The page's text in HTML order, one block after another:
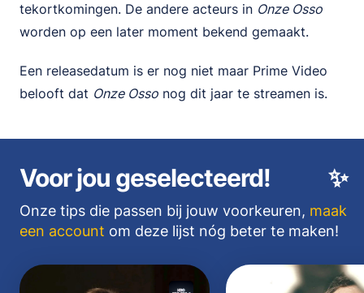
tekortkomingen. De andere acteurs in Onze Osso
worden op een later moment bekend gemaakt.
Een releasedatum is er nog niet maar Prime Video
belooft dat Onze Osso nog dit jaar te streamen is.
✨
Voor jou geselecteerd!
Onze tips die passen bij jouw voorkeuren, maak
een account om deze lijst nóg beter te maken!